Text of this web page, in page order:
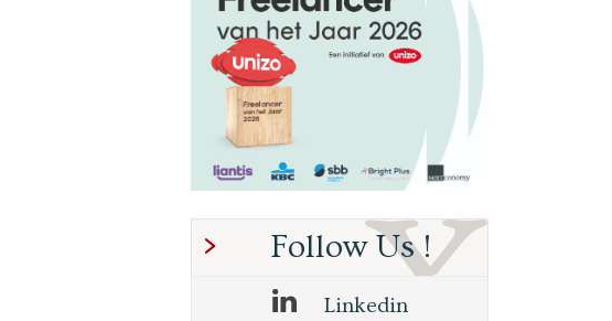
Follow Us !
Linkedin